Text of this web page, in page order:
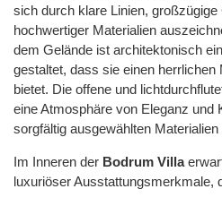
sich durch klare Linien,
hochwertiger Materialien
dem Gelände ist architektonisch
gestaltet, dass sie einen
bietet. Die offene und
eine Atmosphäre von Eleganz und
sorgfältig ausgewählten
Im Inneren der Bodrum Villa
luxuriöser Ausstattungsmerkmale,